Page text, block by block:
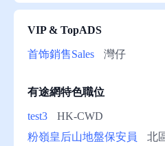
冊/
幫
助
VIP & TopADS
首饰銷售Sales 灣仔
有途網特色職位
test3
HK-CWD
粉嶺皇后山地盤保安員
北